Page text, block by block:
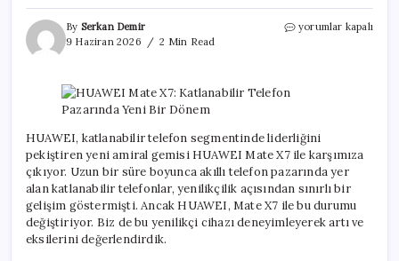
By Serkan Demir
9 Haziran 2026
2 Min Read
HUAWEI
Bir
Dönem
için
yorumlar kapalı
HUAWEI, katlanabilir telefon segmentinde liderliğini
pekiştiren yeni amiral gemisi HUAWEI Mate X7 ile karşımıza
çıkıyor. Uzun bir süre boyunca akıllı telefon pazarında yer
alan katlanabilir telefonlar, yenilikçilik açısından sınırlı bir
gelişim göstermişti. Ancak HUAWEI, Mate X7 ile bu durumu
değiştiriyor. Biz de bu yenilikçi cihazı deneyimleyerek artı ve
eksilerini değerlendirdik.